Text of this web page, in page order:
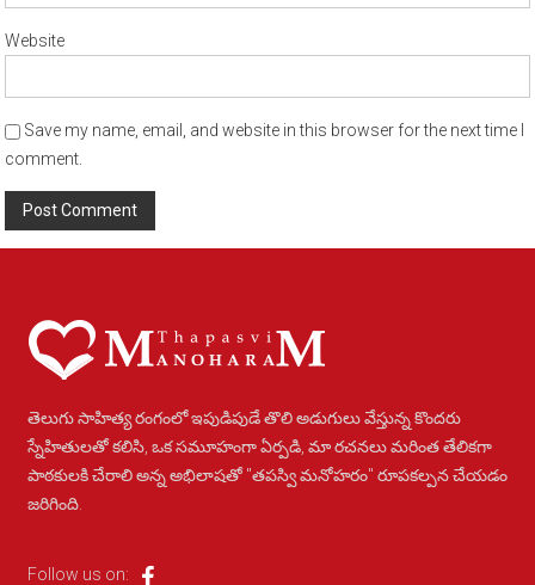
Website
Save my name, email, and website in this browser for the next time I
comment.
తెలుగు సాహిత్య రంగంలో ఇపుడిపుడే తొలి అడుగులు వేస్తున్న కొందరు
స్నేహితులతో కలిసి, ఒక సమూహంగా ఏర్పడి, మా రచనలు మరింత తేలికగా
పాఠకులకి చేరాలి అన్న అభిలాషతో "తపస్వి మనోహరం" రూపకల్పన చేయడం
జరిగింది.
Follow us on: